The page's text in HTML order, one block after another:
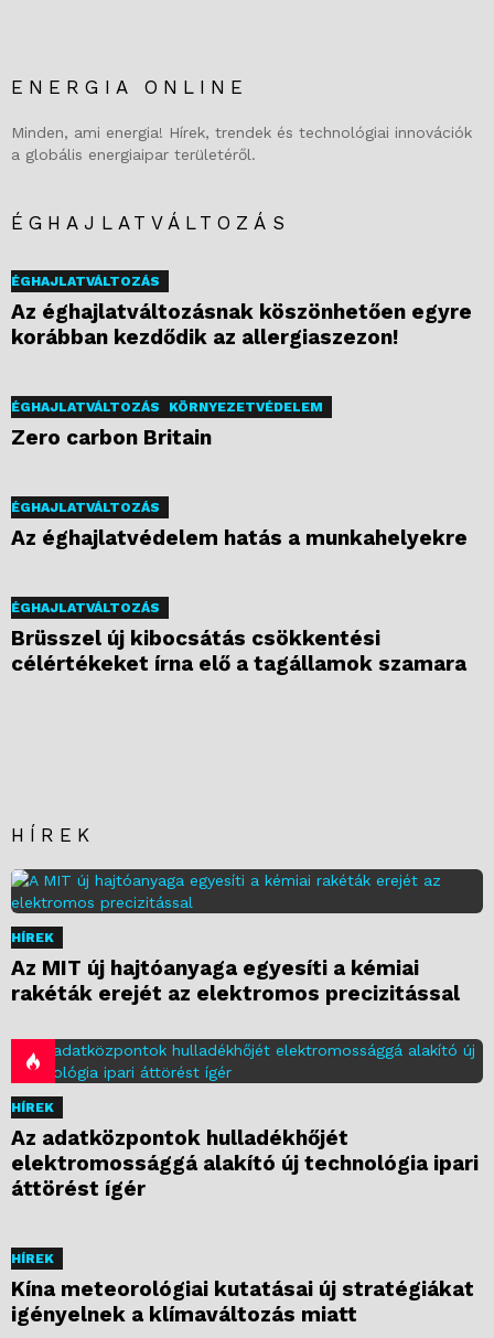
ENERGIA ONLINE
Minden, ami energia! Hírek, trendek és technológiai innovációk
a globális energiaipar területéről.
ÉGHAJLATVÁLTOZÁS
ÉGHAJLATVÁLTOZÁS
Az éghajlatváltozásnak köszönhetően egyre
korábban kezdődik az allergiaszezon!
ÉGHAJLATVÁLTOZÁS KÖRNYEZETVÉDELEM
Zero carbon Britain
ÉGHAJLATVÁLTOZÁS
Az éghajlatvédelem hatás a munkahelyekre
ÉGHAJLATVÁLTOZÁS
Brüsszel új kibocsátás csökkentési
célértékeket írna elő a tagállamok szamara
HÍREK
HÍREK
Az MIT új hajtóanyaga egyesíti a kémiai
rakéták erejét az elektromos precizitással
HÍREK
Az adatközpontok hulladékhőjét
elektromossággá alakító új technológia ipari
áttörést ígér
HÍREK
Kína meteorológiai kutatásai új stratégiákat
igényelnek a klímaváltozás miatt